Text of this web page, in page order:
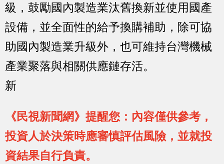
級，鼓勵國內製造業汰舊換新並使用國產
設備，並全面性的給予換購補助，除可協
助國內製造業升級外，也可維持台灣機械
產業聚落與相關供應鏈存活。
新
《民視新聞網》提醒您：內容僅供參考，
投資人於決策時應審慎評估風險，並就投
資結果自行負責。